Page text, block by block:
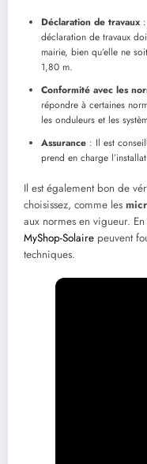
Déclaration de travaux
déclaration de travaux
mairie, bien qu’elle ne
1,80 m.
Conformité avec les
répondre à certaines
les onduleurs et les
Assurance : Il est
prend en charge
Il est également bon de
choisissez, comme les
aux normes en vigueur.
MyShop-Solaire peuvent
techniques.